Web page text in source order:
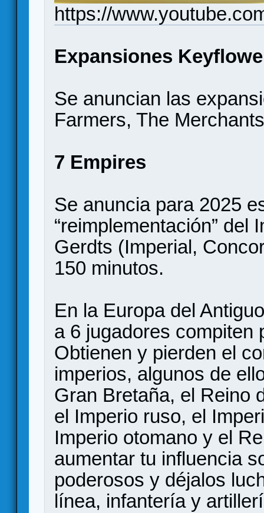
https://
Expansiones
Se anuncian las
Farmers, The
7 Empires
Se anuncia para 2025
“reimplementación” del
Gerdts (Imperial,
150 minutos.
En la Europa del
a 6 jugadores compiten
Obtienen y pierden el
imperios, algunos de
Gran Bretaña, el Reino
el Imperio ruso, el
Imperio otomano y el
aumentar tu influencia
poderosos y déjalos
línea, infantería y